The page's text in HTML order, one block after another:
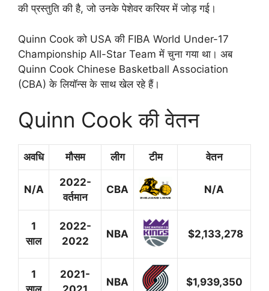
की प्रस्तुति की है, जो उनके पेशेवर करियर में जोड़ गई।
Quinn Cook को USA की FIBA World Under-17
Championship All-Star Team में चुना गया था। अब
Quinn Cook Chinese Basketball Association
(CBA) के लियॉन्स के साथ खेल रहे हैं।
Quinn Cook की वेतन
अवधि मौसम लीग टीम वेतन
N/A
2022-
वर्तमान
CBA N/A
1
साल
2022-
2022
NBA $2,133,278
1
2021-
NBA $1,939,350